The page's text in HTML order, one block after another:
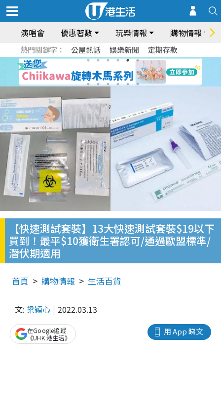
演唱會 優惠著數 玩樂情報 購物情報
熱門關鍵字： 公屋熱話 娛樂新聞 定期存款
【快速測試套裝】13大快速測試套裝$19以下
買到！最平$10獲衛生署認可/通過歐盟標準/
潛伏期適用
首頁 購物情報 生活百貨
文: 梁穎心 2022.03.13
用 App 睇文
在Google追蹤
《UHK 港生活》